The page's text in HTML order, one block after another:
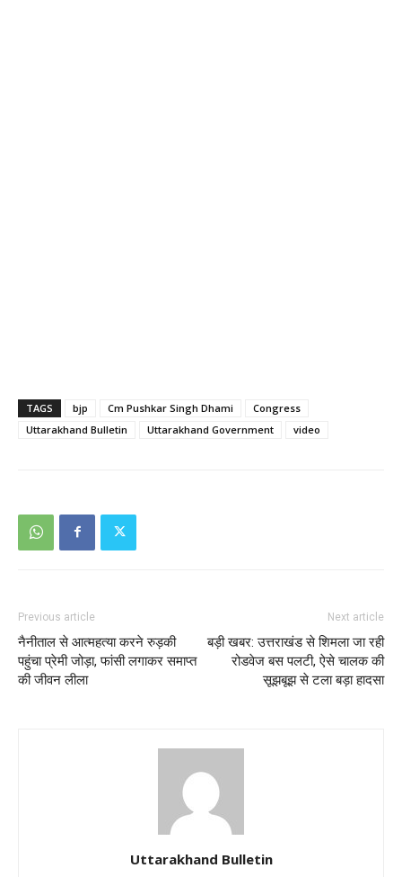
TAGS bjp Cm Pushkar Singh Dhami
Congress
Uttarakhand Bulletin
Uttarakhand Government video
Previous article
नैनीताल से आत्महत्या करने रुड़की
पहुंचा प्रेमी जोड़ा, फांसी लगाकर समाप्त
की जीवन लीला
Next article
बड़ी खबर: उत्तराखंड से शिमला जा रही
रोडवेज बस पलटी, ऐसे चालक की
सूझबूझ से टला बड़ा हादसा
Uttarakhand Bulletin